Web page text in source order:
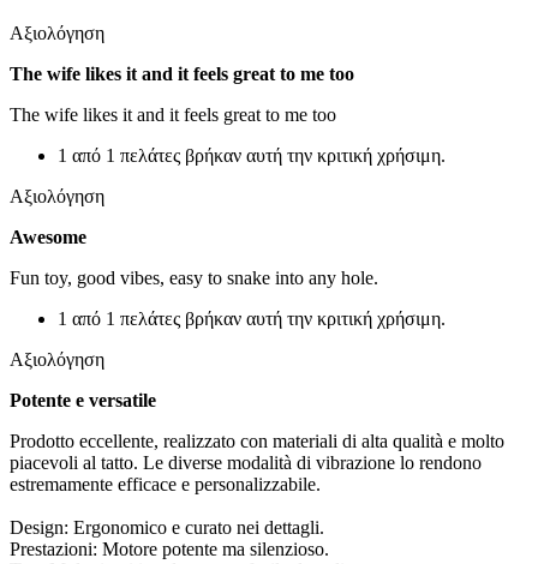
Αξιολόγηση
The wife likes it and it feels great to me too
The wife likes it and it feels great to me too
1 από 1 πελάτες βρήκαν αυτή την κριτική χρήσιμη.
Αξιολόγηση
Awesome
Fun toy, good vibes, easy to snake into any hole.
1 από 1 πελάτες βρήκαν αυτή την κριτική χρήσιμη.
Αξιολόγηση
Potente e versatile
Prodotto eccellente, realizzato con materiali di alta qualità e molto
piacevoli al tatto. Le diverse modalità di vibrazione lo rendono
estremamente efficace e personalizzabile.
​Design: Ergonomico e curato nei dettagli.
​Prestazioni: Motore potente ma silenzioso.